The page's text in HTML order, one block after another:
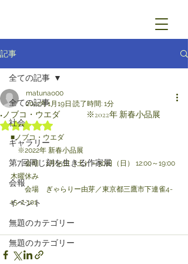
記事
全ての記事
社会
ギャラリー
第7回同じ刻を生きる作家展
会報
イベント
無題のカテゴリー
無題のカテゴリー
全ての記事
■ノブコ・ウエダ ※2022年 新春小品展
matunao00
2022年1月19日 読了時間: 1分
5つ星のうちNaNと評価されています。
■ノブコ・ウエダ
※2022年 新春小品展
会期　1月15日（土）～30日（日） 12:00～19:00
木曜休み
会場　ぎゃらりー由芽／東京都三鷹市下連雀4-
15-2-101